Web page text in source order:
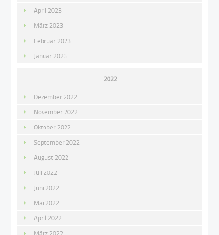
April 2023
März 2023
Februar 2023
Januar 2023
2022
Dezember 2022
November 2022
Oktober 2022
September 2022
August 2022
Juli 2022
Juni 2022
Mai 2022
April 2022
März 2022